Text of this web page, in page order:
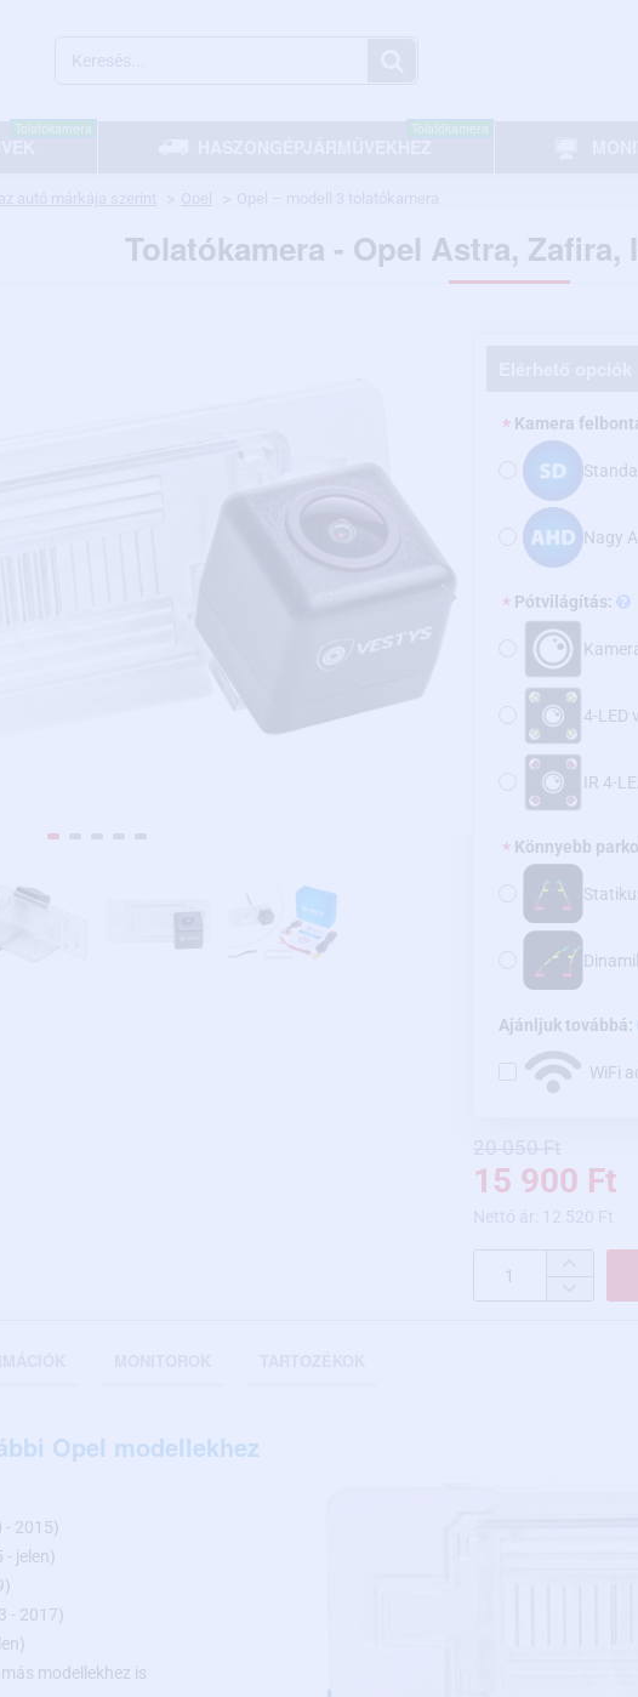
Tolatókamera
HASZONGÉPJÁRMŰVEKHEZ
Tolatókamera
Tolatókamera - Opel Astra, Zafira,
15 900 Ft
Kamera
Nagy
Pótvilágítás:
4-LED
IR 4-
Könnyebb
Ajánljuk továbbá:
WiFi
Opel modellekhez
- 2015)
- jelen)
- 2017)
modellekhez is